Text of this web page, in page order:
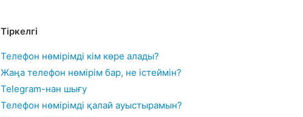
Тіркелгі
Телефон нөмірімді кім көре алады?
Жаңа телефон нөмірім бар, не істеймін?
Telegram-нан шығу
Телефон нөмірімді қалай ауыстырамын?